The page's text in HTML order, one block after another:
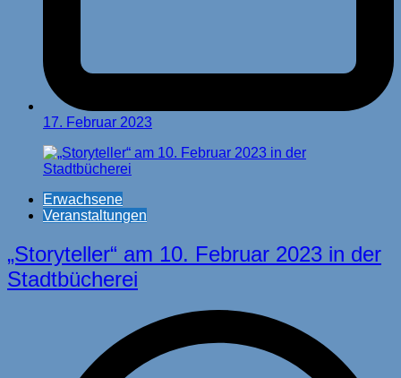
17. Februar 2023
Erwachsene
Veranstaltungen
„Storyteller“ am 10. Februar 2023 in der
Stadtbücherei